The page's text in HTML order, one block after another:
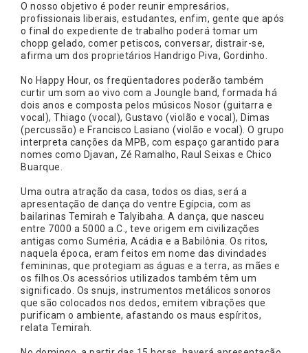
O nosso objetivo é poder reunir empresários,
profissionais liberais, estudantes, enfim, gente que após
o final do expediente de trabalho poderá tomar um
chopp gelado, comer petiscos, conversar, distrair-se,
afirma um dos proprietários Handrigo Piva, Gordinho.
No Happy Hour, os freqüentadores poderão também
curtir um som ao vivo com a Joungle band, formada há
dois anos e composta pelos músicos Nosor (guitarra e
vocal), Thiago (vocal), Gustavo (violão e vocal), Dimas
(percussão) e Francisco Lasiano (violão e vocal). O grupo
interpreta canções da MPB, com espaço garantido para
nomes como Djavan, Zé Ramalho, Raul Seixas e Chico
Buarque.
Uma outra atração da casa, todos os dias, será a
apresentação de dança do ventre Egípcia, com as
bailarinas Temirah e Talyibaha. A dança, que nasceu
entre 7000 a 5000 a.C., teve origem em civilizações
antigas como Suméria, Acádia e a Babilônia. Os ritos,
naquela época, eram feitos em nome das divindades
femininas, que protegiam as águas e a terra, as mães e
os filhos.Os acessórios utilizados também têm um
significado. Os snujs, instrumentos metálicos sonoros
que são colocados nos dedos, emitem vibrações que
purificam o ambiente, afastando os maus espíritos,
relata Temirah.